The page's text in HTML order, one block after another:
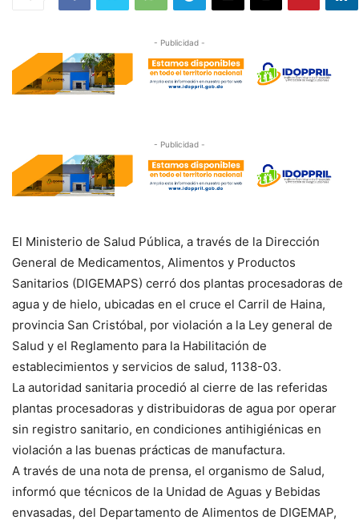
- Publicidad -
- Publicidad -
El Ministerio de Salud Pública, a través de la Dirección
General de Medicamentos, Alimentos y Productos
Sanitarios (DIGEMAPS) cerró dos plantas procesadoras de
agua y de hielo, ubicadas en el cruce el Carril de Haina,
provincia San Cristóbal, por violación a la Ley general de
Salud y el Reglamento para la Habilitación de
establecimientos y servicios de salud, 1138-03.
La autoridad sanitaria procedió al cierre de las referidas
plantas procesadoras y distribuidoras de agua por operar
sin registro sanitario, en condiciones antihigiénicas en
violación a las buenas prácticas de manufactura.
A través de una nota de prensa, el organismo de Salud,
informó que técnicos de la Unidad de Aguas y Bebidas
envasadas, del Departamento de Alimentos de DIGEMAP,